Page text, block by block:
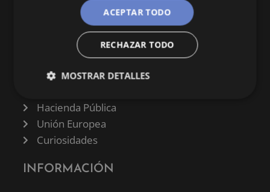
CATEGORÍAS
Finanzas
Derecho
Hacienda Pública
Unión Europea
Curiosidades
INFORMACIÓN
ACEPTAR TODO
RECHAZAR TODO
MOSTRAR DETALLES